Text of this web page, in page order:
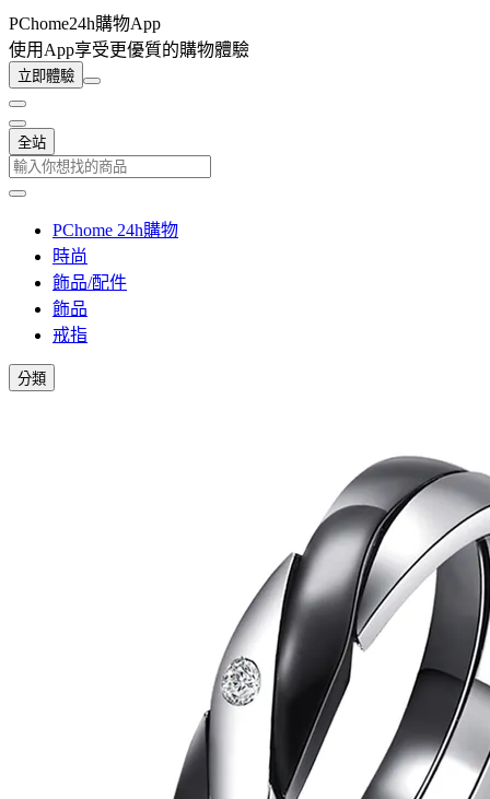
PChome24h購物App
使用App享受更優質的購物體驗
立即體驗
全站
PChome 24h購物
時尚
飾品/配件
飾品
戒指
分類